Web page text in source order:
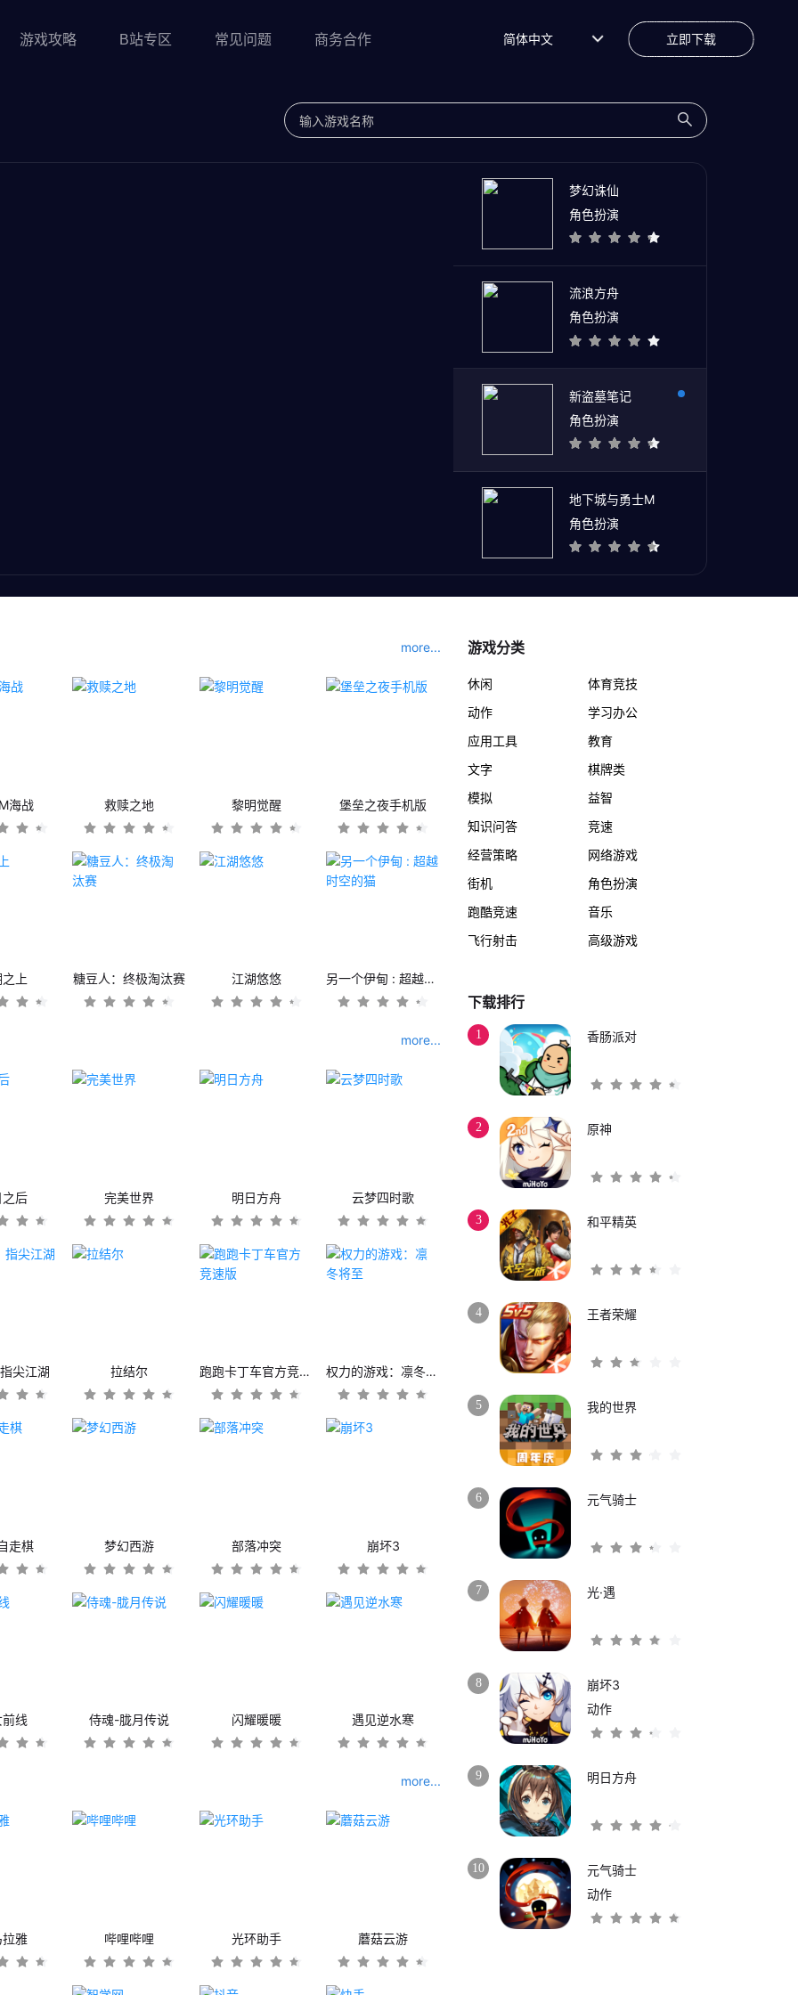
游戏攻略 B站专区 常见问题 商务合作 简体中文 立即下载
梦幻诛仙
角色扮演
流浪方舟
角色扮演
新盗墓笔记
角色扮演
地下城与勇士M
角色扮演
more...
海战 救赎之地 黎明觉醒 堡垒之夜手机版
上 糖豆人：终极淘汰赛 江湖悠悠 另一个伊甸 : 超越时空的猫
more...
后 完美世界 明日方舟 云梦四时歌
尖江湖 拉结尔 跑跑卡丁车官方竞速版 权力的游戏：凛冬将至
走棋 梦幻西游 部落冲突 崩坏3
线 侍魂-胧月传说 闪耀暖暖 遇见逆水寒
more...
雅 哔哩哔哩 光环助手 蘑菇云游
游戏分类
休闲
体育竞技
动作
学习办公
应用工具
教育
文字
棋牌类
模拟
益智
知识问答
竞速
经营策略
网络游戏
街机
角色扮演
跑酷竞速
音乐
飞行射击
高级游戏
下载排行
1 香肠派对
2 原神
3 和平精英
4 王者荣耀
5 我的世界
6 元气骑士
7 光·遇
8
崩坏3
动作
9 明日方舟
10
元气骑士
动作